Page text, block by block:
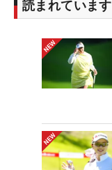
読まれています